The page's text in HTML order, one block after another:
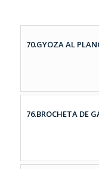
70.GYOZA AL
76.BROCHETA DE